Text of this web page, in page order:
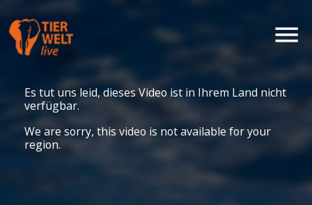
Es tut uns leid, dieses Video ist in Ihrem Land nicht
verfügbar.
We are sorry, this video is not available for your
region.